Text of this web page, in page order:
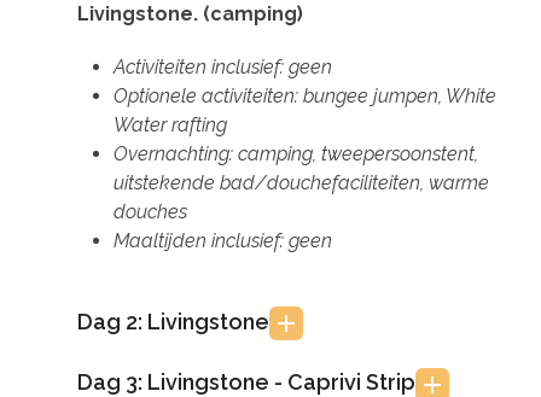
Livingstone. (camping)
Activiteiten inclusief: geen
Optionele activiteiten: bungee jumpen, White
Water rafting
Overnachting: camping, tweepersoonstent,
uitstekende bad/douchefaciliteiten, warme
douches
Maaltijden inclusief: geen
Dag 2: Livingstone
Dag 3: Livingstone - Caprivi Strip